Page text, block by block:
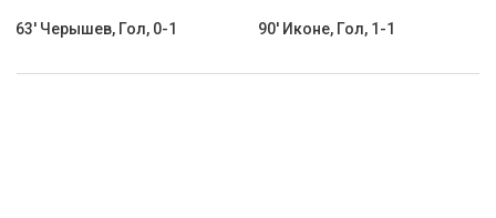
63' Черышев, Гол, 0-1 90' Иконе, Гол, 1-1